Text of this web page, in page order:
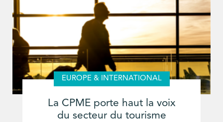
EUROPE & INTERNATIONAL
La CPME porte haut la voix
du secteur du tourisme